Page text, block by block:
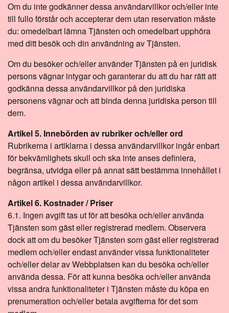
Om du inte godkänner dessa användarvillkor och/eller inte
till fullo förstår och accepterar dem utan reservation måste
du: omedelbart lämna Tjänsten och omedelbart upphöra
med ditt besök och din användning av Tjänsten.
Om du besöker och/eller använder Tjänsten på en juridisk
persons vägnar intygar och garanterar du att du har rätt att
godkänna dessa användarvillkor på den juridiska
personens vägnar och att binda denna juridiska person till
dem.
Artikel 5. Innebörden av rubriker och/eller ord
Rubrikerna i artiklarna i dessa användarvillkor ingår enbart
för bekvämlighets skull och ska inte anses definiera,
begränsa, utvidga eller på annat sätt bestämma innehållet i
någon artikel i dessa användarvillkor.
Artikel 6. Kostnader / Priser
6.1. Ingen avgift tas ut för att besöka och/eller använda
Tjänsten som gäst eller registrerad medlem. Observera
dock att om du besöker Tjänsten som gäst eller registrerad
medlem och/eller endast använder vissa funktionaliteter
och/eller delar av Webbplatsen kan du besöka och/eller
använda dessa. För att kunna besöka och/eller använda
vissa andra funktionaliteter i Tjänsten måste du köpa en
prenumeration och/eller betala avgifterna för det som